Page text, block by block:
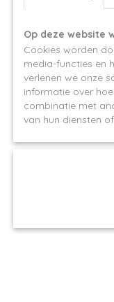
Op deze website
Cookies worden
media-functies en
verlenen we onze
informatie over
combinatie met
van hun diensten